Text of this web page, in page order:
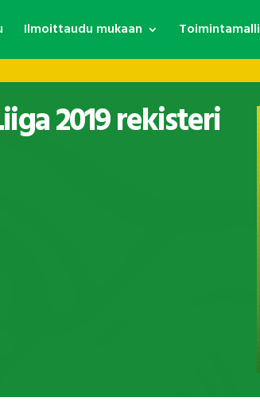
Ilmoittaudu mukaan Toimintamalli
2019 rekisteri